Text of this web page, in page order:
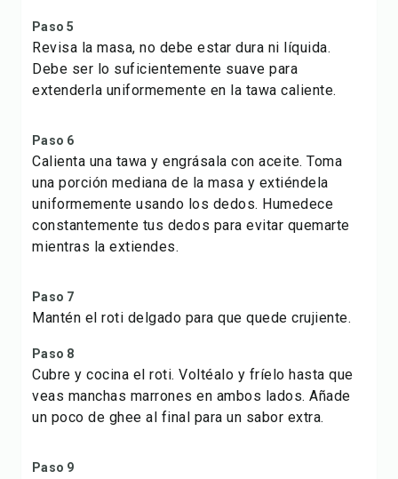
Paso 5
Revisa la masa, no debe estar dura ni líquida.
Debe ser lo suficientemente suave para
extenderla uniformemente en la tawa caliente.
Paso 6
Calienta una tawa y engrásala con aceite. Toma
una porción mediana de la masa y extiéndela
uniformemente usando los dedos. Humedece
constantemente tus dedos para evitar quemarte
mientras la extiendes.
Paso 7
Mantén el roti delgado para que quede crujiente.
Paso 8
Cubre y cocina el roti. Voltéalo y fríelo hasta que
veas manchas marrones en ambos lados. Añade
un poco de ghee al final para un sabor extra.
Paso 9